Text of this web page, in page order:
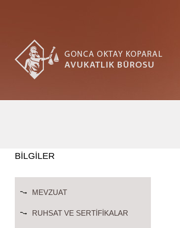
BİLGİLER
MEVZUAT
RUHSAT VE SERTIFIKALAR